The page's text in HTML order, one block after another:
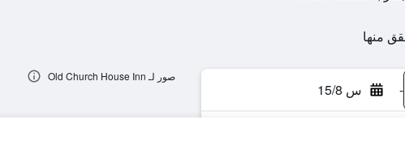
- س 15/8
صور لـ Old Church House Inn